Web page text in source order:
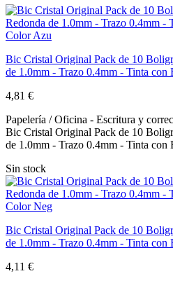
Bic Cristal Original Pack de 10
de 1.0mm - Trazo 0.4mm - Tinta con
4,81 €
Papelería / Oficina - Escritura y
Bic Cristal Original Pack de 10
de 1.0mm - Trazo 0.4mm - Tinta con
Sin stock
Bic Cristal Original Pack de 10
de 1.0mm - Trazo 0.4mm - Tinta con
4,11 €